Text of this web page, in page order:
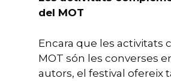
del MOT
Encara que les activitats
MOT són les converses
autors, el festival ofereix